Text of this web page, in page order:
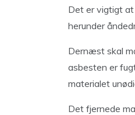
Det er vigtigt at
herunder
Dernæst skal
asbesten er
materialet
Det fjernede